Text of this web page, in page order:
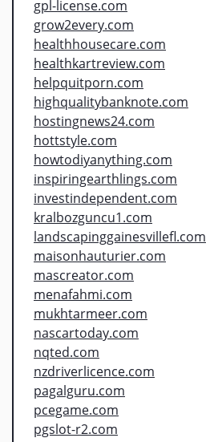
gpl-license.com
grow2every.com
healthhousecare.com
healthkartreview.com
helpquitporn.com
highqualitybanknote.com
hostingnews24.com
hottstyle.com
howtodiyanything.com
inspiringearthlings.com
investindependent.com
kralbozguncu1.com
landscapinggainesvillefl.com
maisonhauturier.com
mascreator.com
menafahmi.com
mukhtarmeer.com
nascartoday.com
nqted.com
nzdriverlicence.com
pagalguru.com
pcegame.com
pgslot-r2.com